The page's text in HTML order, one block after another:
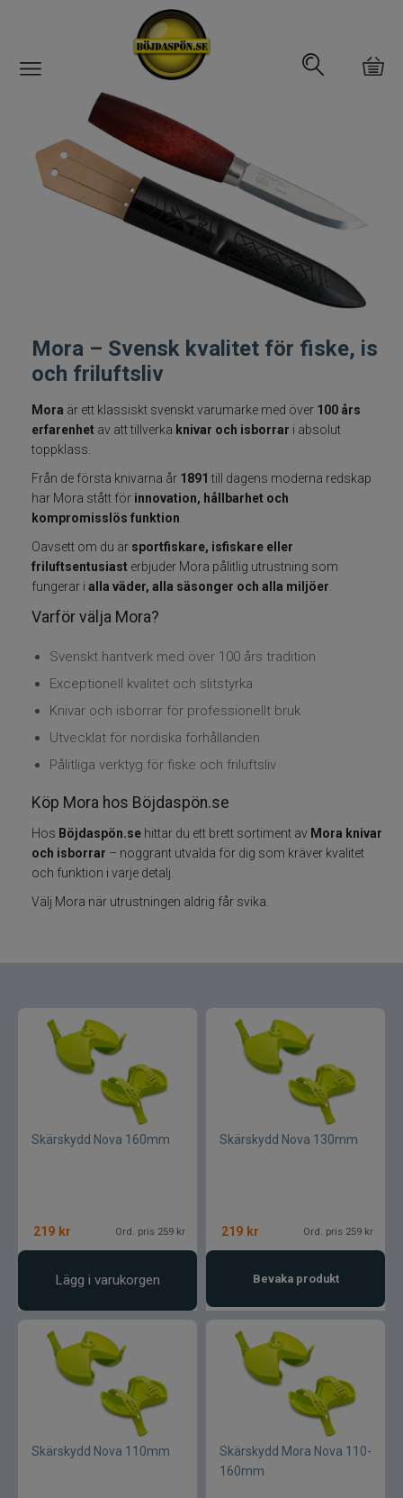
Gäddfemman
Abborrfemman
Interfiske
Fiskeset
Fiskelinor
Småplock
Tillbehör
Flugbindning
Flugfiske
Vinterfiske
Kläder
Trolling
Specimenfiske
Varumärken
Grundéns
ABU Garcia
Fox International
BKK
Billow Baits
Mora – Svensk kvalitet för fiske, is
och friluftsliv
Mora är ett klassiskt svenskt varumärke med över 100 års
erfarenhet av att tillverka knivar och isborrar i absolut
toppklass.
Från de första knivarna år 1891 till dagens moderna redskap
har Mora stått för innovation, hållbarhet och
kompromisslös funktion.
Oavsett om du är sportfiskare, isfiskare eller
friluftsentusiast erbjuder Mora pålitlig utrustning som
fungerar i alla väder, alla säsonger och alla miljöer.
Varför välja Mora?
Svenskt hantverk med över 100 års tradition
Exceptionell kvalitet och slitstyrka
Knivar och isborrar för professionellt bruk
Utvecklat för nordiska förhållanden
Pålitliga verktyg för fiske och friluftsliv
Köp Mora hos Böjdaspön.se
Hos Böjdaspön.se hittar du ett brett sortiment av Mora knivar
och isborrar – noggrant utvalda för dig som kräver kvalitet
och funktion i varje detalj.
Välj Mora när utrustningen aldrig får svika.
Skärskydd Nova 160mm
219 kr Ord. pris 259 kr
Lägg i varukorgen
Skärskydd Nova 130mm
219 kr Ord. pris 259 kr
Bevaka produkt
Skärskydd Nova 110mm
Skärskydd Mora Nova 110-
160mm